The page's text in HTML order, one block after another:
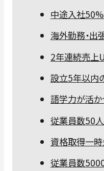
中途入社
海外勤務・出
2年連続売上
設立5年以内
語学力が活
従業員数50
資格取得一
従業員数